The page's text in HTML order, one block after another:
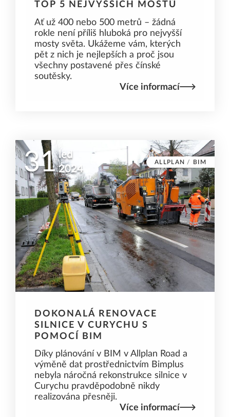
TOP 5 NEJVYŠŠÍCH MOSTŮ
Ať už 400 nebo 500 metrů – žádná
rokle není příliš hluboká pro nejvyšší
mosty světa. Ukážeme vám, kterých
pět z nich je nejlepších a proč jsou
všechny postavené přes čínské
soutěsky.
Více informací
31 led
2024
ALLPLAN / BIM
DOKONALÁ RENOVACE
SILNICE V CURYCHU S
POMOCÍ BIM
Díky plánování v BIM v Allplan Road a
výměně dat prostřednictvím Bimplus
nebyla náročná rekonstrukce silnice v
Curychu pravděpodobně nikdy
realizována přesněji.
Více informací